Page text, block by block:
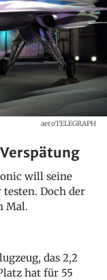
aeroTELEGRAPH
will seine
Doch der
Mal.
das 2,2
hat für 55